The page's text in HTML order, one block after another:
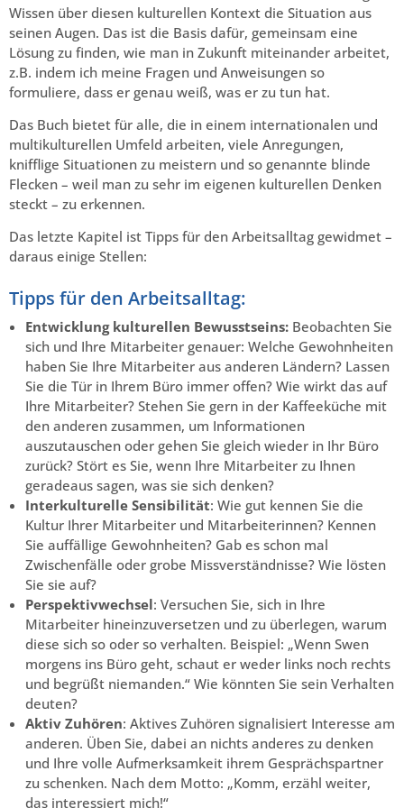
Wissen über diesen kulturellen Kontext die Situation aus
seinen Augen. Das ist die Basis dafür, gemeinsam eine
Lösung zu finden, wie man in Zukunft miteinander arbeitet,
z.B. indem ich meine Fragen und Anweisungen so
formuliere, dass er genau weiß, was er zu tun hat.
Das Buch bietet für alle, die in einem internationalen und
multikulturellen Umfeld arbeiten, viele Anregungen,
knifflige Situationen zu meistern und so genannte blinde
Flecken – weil man zu sehr im eigenen kulturellen Denken
steckt – zu erkennen.
Das letzte Kapitel ist Tipps für den Arbeitsalltag gewidmet –
daraus einige Stellen:
Tipps für den Arbeitsalltag:
Entwicklung kulturellen Bewusstseins: Beobachten Sie
sich und Ihre Mitarbeiter genauer: Welche Gewohnheiten
haben Sie Ihre Mitarbeiter aus anderen Ländern? Lassen
Sie die Tür in Ihrem Büro immer offen? Wie wirkt das auf
Ihre Mitarbeiter? Stehen Sie gern in der Kaffeeküche mit
den anderen zusammen, um Informationen
auszutauschen oder gehen Sie gleich wieder in Ihr Büro
zurück? Stört es Sie, wenn Ihre Mitarbeiter zu Ihnen
geradeaus sagen, was sie sich denken?
Interkulturelle Sensibilität: Wie gut kennen Sie die
Kultur Ihrer Mitarbeiter und Mitarbeiterinnen? Kennen
Sie auffällige Gewohnheiten? Gab es schon mal
Zwischenfälle oder grobe Missverständnisse? Wie lösten
Sie sie auf?
Perspektivwechsel: Versuchen Sie, sich in Ihre
Mitarbeiter hineinzuversetzen und zu überlegen, warum
diese sich so oder so verhalten. Beispiel: „Wenn Swen
morgens ins Büro geht, schaut er weder links noch rechts
und begrüßt niemanden.“ Wie könnten Sie sein Verhalten
deuten?
Aktiv Zuhören: Aktives Zuhören signalisiert Interesse am
anderen. Üben Sie, dabei an nichts anderes zu denken
und Ihre volle Aufmerksamkeit ihrem Gesprächspartner
zu schenken. Nach dem Motto: „Komm, erzähl weiter,
das interessiert mich!“